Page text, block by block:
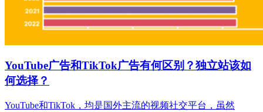
YouTube广告和TikTok广告有何区别？独立站该如
何选择？
YouTube和TikTok，均是国外主流的视频社交平台，虽然